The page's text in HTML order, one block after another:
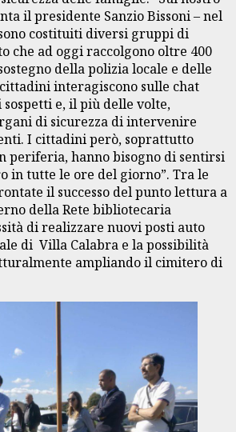
il presidente Sanzio Bissoni – nel
costituiti diversi gruppi di
che ad oggi raccolgono oltre 400
della polizia locale e delle
interagiscono sulle chat
sospetti e, il più delle volte,
di sicurezza di intervenire
I cittadini però, soprattutto
periferia, hanno bisogno di sentirsi
in tutte le ore del giorno”. Tra le
il successo del punto lettura a
della Rete bibliotecaria
di realizzare nuovi posti auto
di Villa Calabra e la possibilità
ampliando il cimitero di